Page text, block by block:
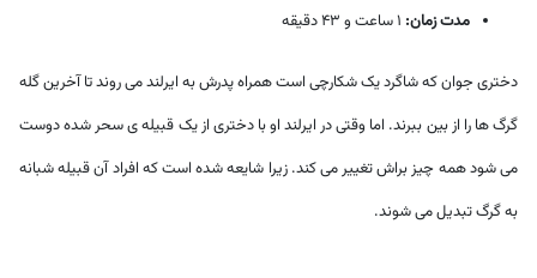
مدت زمان:
دختری جوان که شاگرد یک شکارچی است همراه پدرش به ایرلند می روند تا آخرین گله
گرگ ها را از بین ببرند. اما وقتی در ایرلند او با دختری از یک قبیله ی سحر شده دوست
می شود همه چیز براش تغییر می کند. زیرا شایعه شده است که افراد آن قبیله شبانه
به گرگ تبدیل می شوند.